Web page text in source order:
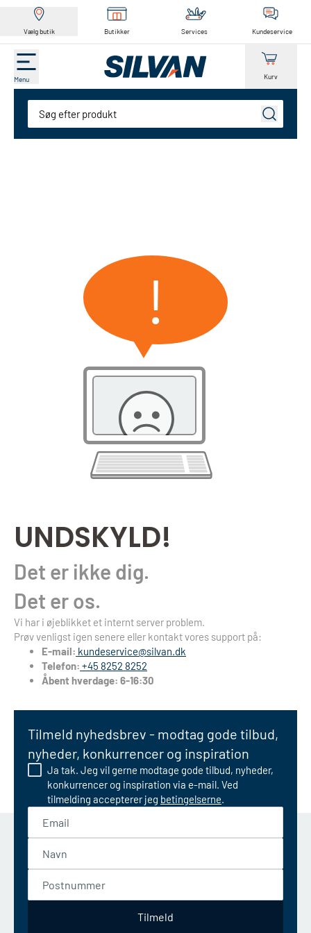
Vælg butik Butikker Services Kundeservice
Menu Kurv
Søg
UNDSKYLD!
Det er ikke dig.
Det er os.
Vi har i øjeblikket et internt server problem.
Prøv venligst igen senere eller kontakt vores support på:
E-mail: kundeservice@silvan.dk
Telefon: +45 8252 8252
Åbent hverdage: 6-16:30
!
Tilmeld nyhedsbrev - modtag gode tilbud,
nyheder, konkurrencer og inspiration
Ja tak. Jeg vil gerne modtage gode tilbud, nyheder,
konkurrencer og inspiration via e-mail. Ved
tilmelding accepterer jeg betingelserne.
Tilmeld